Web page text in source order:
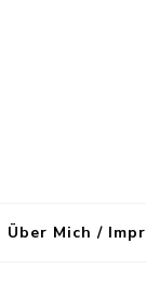
Über Mich /